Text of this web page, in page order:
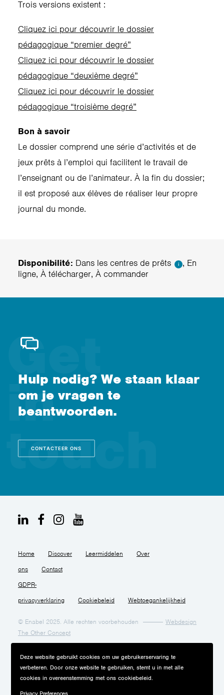
Trois versions existent :
Cliquez ici pour découvrir le dossier
pédagogique “premier degré”
Cliquez ici pour découvrir le dossier
pédagogique “deuxième degré”
Cliquez ici pour découvrir le dossier
pédagogique “troisième degré”
Bon à savoir
Le dossier comprend une série d’activités et de
jeux prêts à l’emploi qui facilitent le travail de
l’enseignant ou de l’animateur. À la fin du dossier;
il est proposé aux élèves de réaliser leur propre
journal du monde.
Disponibilité: Dans les centres de prêts i
, En
ligne, À télécharger, À commander
Hulp nodig? We staan klaar
om je vragen te
beantwoorden.
CONTACTEER ONS
Home Discover Leermiddelen Over
ons Contact
GDPR-
privacyverklaring Cookiebeleid Webtoegankelijkheid
© Enabel 2025. Alle rechten voorbehouden
Webdesign
The Other Concept
Deze website gebruikt cookies om uw gebruikerservaring te
verbeteren. Door onze website te gebruiken, stemt u in met alle
cookies in overeenstemming met ons cookiebeleid.
Privacy Preferences